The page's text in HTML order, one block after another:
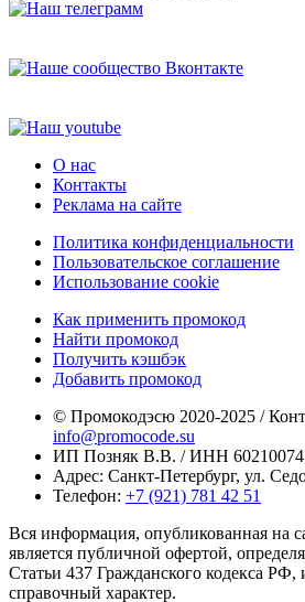
О нас
Контакты
Реклама на сайте
Политика конфиденциальности
Пользовательское соглашение
Использование cookie
Как применить промокод
Найти промокод
Получить кэшбэк
Добавить промокод
© Промокодэсю 2020-2025 /
info@promocode.su
ИП Позняк В.В. / ИНН
Адрес: Санкт-Петербург, ул.
Телефон: +7 (921) 781 42 51
Вся информация, опубликованная на
является публичной офертой,
Статьи 437 Гражданского кодекса РФ,
справочный характер.